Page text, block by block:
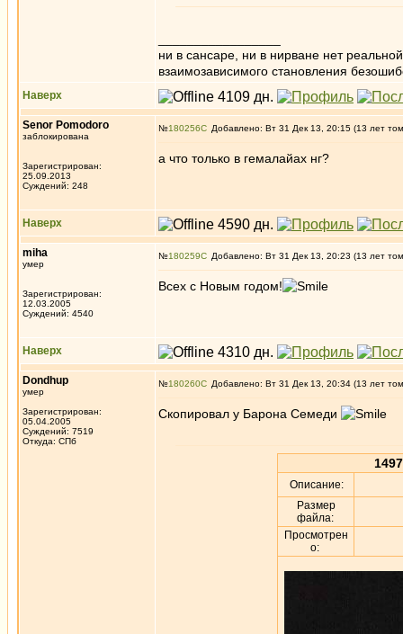
ни в сансаре, ни в нирване нет
взаимозависимого становления
Наверх
Senor Pomodoro
заблокирована
Зарегистрирован:
25.09.2013
Суждений: 248
№180256 Добавлено: Вт 31 Дек 13, 20:15 (13 лет
а что только в гемалайах нг?
Наверх
miha
умер
Зарегистрирован:
12.03.2005
Суждений: 4540
№180259 Добавлено: Вт 31 Дек 13, 20:23 (13 лет
Всех с Новым годом!
Наверх
Dondhup
умер
Зарегистрирован:
05.04.2005
Суждений: 7519
Откуда: СПб
№180260 Добавлено: Вт 31 Дек 13, 20:34 (13 лет
Скопировал у Барона Семеди
Описание:
Размер
файла:
Просмотрен
о: